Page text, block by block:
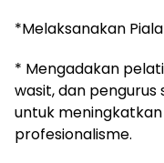
*Melaksanakan
* Mengadakan
wasit, dan
untuk
profesionalisme.